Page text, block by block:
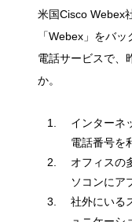
米国Cisco Webex
「Webex」をバ
電話サービスで、
か。
インターネ
電話番号を
オフィスの
ソコンにア
社外にいる